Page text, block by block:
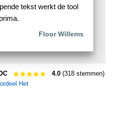
tekst werkt de tool
prima.
Floor Willems
4.0 (318 stemmen)
Het